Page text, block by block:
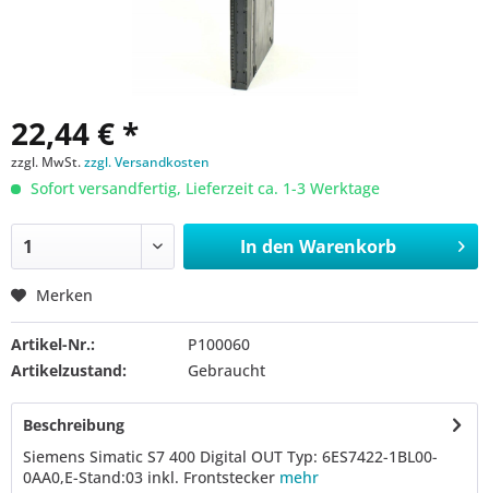
22,44 € *
zzgl. MwSt.zzgl. Versandkosten
Sofort versandfertig, Lieferzeit ca. 1-3 Werktage
In den Warenkorb
Merken
Artikel-Nr.:
P100060
Artikelzustand:
Gebraucht
Beschreibung
Siemens Simatic S7 400 Digital OUT Typ: 6ES7422-1BL00-
0AA0,E-Stand:03 inkl. Frontstecker mehr